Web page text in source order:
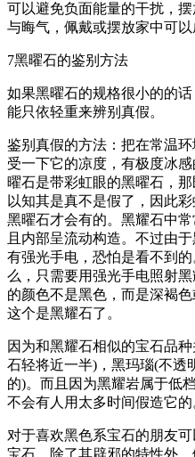
可以避免负面能量的干扰，
与晦气，佩戴或摆放家中可以
7黑曜石的鉴别方法
如果黑曜石的规格很小的的
能只依轻重来辨别真假。
鉴别真假的方法：把在常温
受一下它的凉度，有极度冰
曜石是带彩虹眼的黑曜石，
以知其是真不是假了，因此
黑曜石才会有的。黑耀石中
且内部呈流动构造。不过由
有强光手电，恐怕是看不到
么，只需要用强光手电照射
的颜色不是黑色，而是深褐
这个是黑耀石了。
因为和黑耀石相似的宝石品
石轻将近一半)，黑玛瑙(不透
的)。而且因为黑耀岩属于低
不会有人用太多时间假造它的
对于喜欢黑色系宝石的朋友